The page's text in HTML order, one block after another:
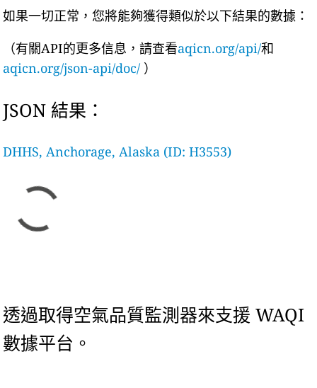
如果一切正常，您將能夠獲得類似於以下結果的數據：
（有關API的更多信息，請查看aqicn.org/api/和
aqicn.org/json-api/doc/ ）
JSON 結果：
DHHS, Anchorage, Alaska (ID: H3553)
透過取得空氣品質監測器來支援 WAQI
數據平台。